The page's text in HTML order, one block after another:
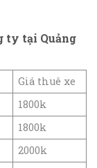
ty tại Quảng
Giá thuê xe
1800k
1800k
2000k